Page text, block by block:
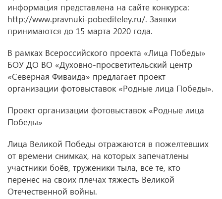
информация представлена на сайте конкурса:
http://www.pravnuki-pobediteley.ru/. Заявки
принимаются до 15 марта 2020 года.
В рамках Всероссийского проекта «Лица Победы»
БОУ ДО ВО «Духовно-просветительский центр
«Северная Фиваида» предлагает проект
организации фотовыставок «Родные лица Победы».
Проект организации фотовыставок «Родные лица
Победы»
Лица Великой Победы отражаются в пожелтевших
от времени снимках, на которых запечатлены
участники боёв, труженики тыла, все те, кто
перенес на своих плечах тяжесть Великой
Отечественной войны.